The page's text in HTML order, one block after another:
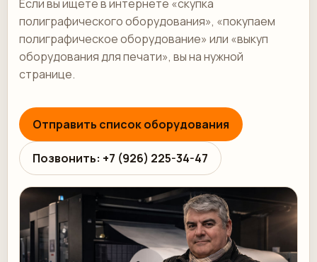
Если вы ищете в интернете «скупка
полиграфического оборудования», «покупаем
полиграфическое оборудование» или «выкуп
оборудования для печати», вы на нужной
странице.
Отправить список оборудования
Позвонить: +7 (926) 225-34-47